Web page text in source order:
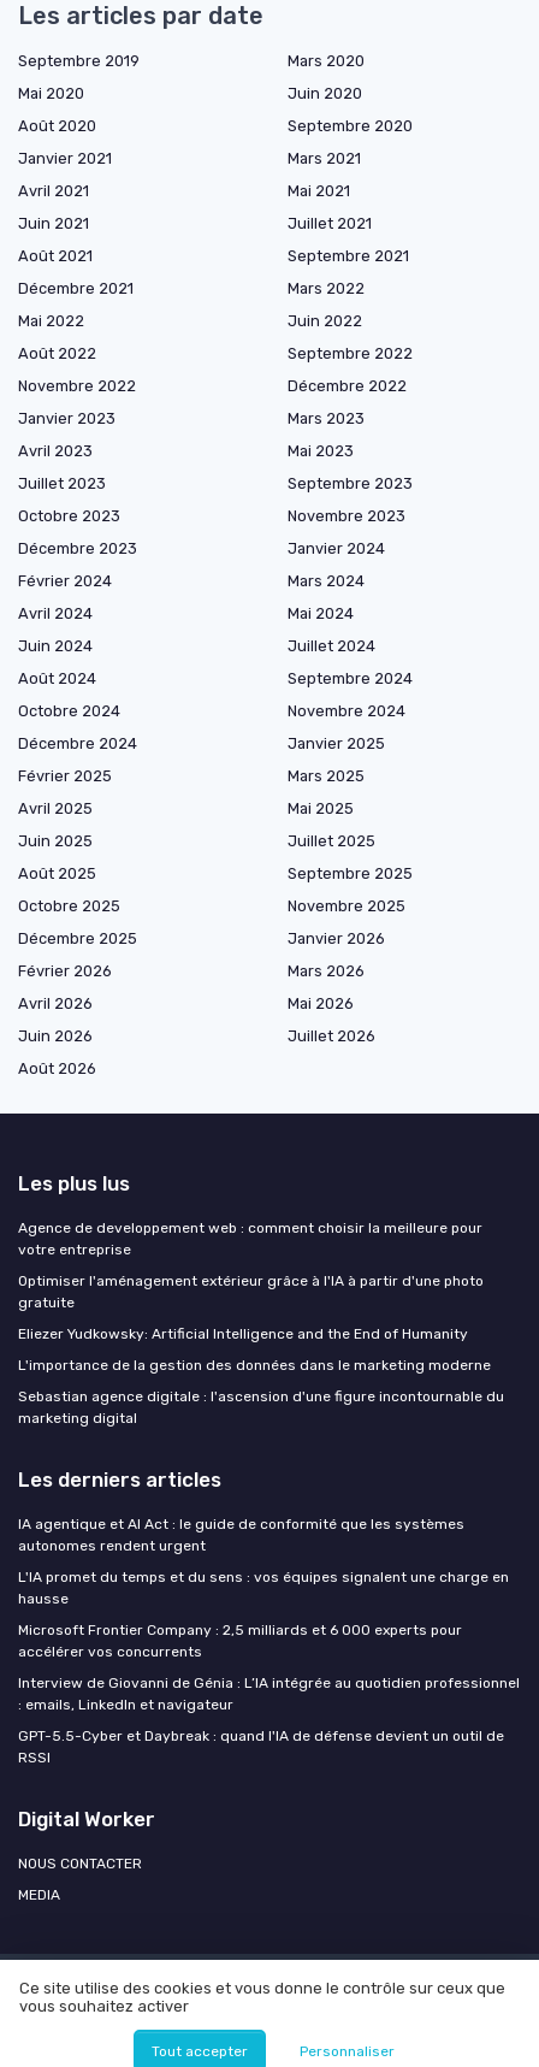
Les articles par date
Septembre 2019
Mars 2020
Mai 2020
Juin 2020
Août 2020
Septembre 2020
Janvier 2021
Mars 2021
Avril 2021
Mai 2021
Juin 2021
Juillet 2021
Août 2021
Septembre 2021
Décembre 2021
Mars 2022
Mai 2022
Juin 2022
Août 2022
Septembre 2022
Novembre 2022
Décembre 2022
Janvier 2023
Mars 2023
Avril 2023
Mai 2023
Juillet 2023
Septembre 2023
Octobre 2023
Novembre 2023
Décembre 2023
Janvier 2024
Février 2024
Mars 2024
Avril 2024
Mai 2024
Juin 2024
Juillet 2024
Août 2024
Septembre 2024
Octobre 2024
Novembre 2024
Décembre 2024
Janvier 2025
Février 2025
Mars 2025
Avril 2025
Mai 2025
Juin 2025
Juillet 2025
Août 2025
Septembre 2025
Octobre 2025
Novembre 2025
Décembre 2025
Janvier 2026
Février 2026
Mars 2026
Avril 2026
Mai 2026
Juin 2026
Juillet 2026
Août 2026
Les plus lus
Agence de developpement web : comment choisir la meilleure pour
votre entreprise
Optimiser l'aménagement extérieur grâce à l'IA à partir d'une photo
gratuite
Eliezer Yudkowsky: Artificial Intelligence and the End of Humanity
L'importance de la gestion des données dans le marketing moderne
Sebastian agence digitale : l'ascension d'une figure incontournable du
marketing digital
Les derniers articles
IA agentique et AI Act : le guide de conformité que les systèmes
autonomes rendent urgent
L'IA promet du temps et du sens : vos équipes signalent une charge en
hausse
Microsoft Frontier Company : 2,5 milliards et 6 000 experts pour
accélérer vos concurrents
Interview de Giovanni de Génia : L’IA intégrée au quotidien professionnel
: emails, LinkedIn et navigateur
GPT-5.5-Cyber et Daybreak : quand l'IA de défense devient un outil de
RSSI
Digital Worker
NOUS CONTACTER
MEDIA
Mentions légales Politique de confidentialité
Agence OPEN
© Digital Worker 2026
Ce site utilise des cookies et vous donne le contrôle sur ceux que
vous souhaitez activer
Tout accepter Personnaliser